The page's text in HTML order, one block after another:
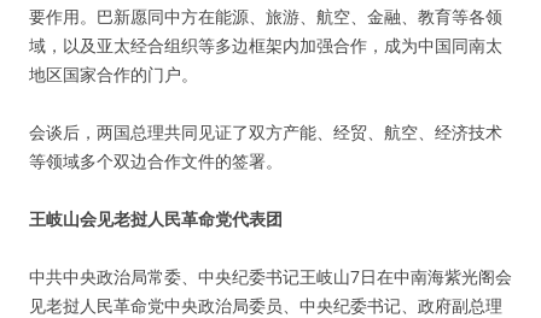
要作用。巴新愿同中方在能源、旅游、航空、金融、教育等各领
域，以及亚太经合组织等多边框架内加强合作，成为中国同南太
地区国家合作的门户。
会谈后，两国总理共同见证了双方产能、经贸、航空、经济技术
等领域多个双边合作文件的签署。
王岐山会见老挝人民革命党代表团
中共中央政治局常委、中央纪委书记王岐山7日在中南海紫光阁会
见老挝人民革命党中央政治局委员、中央纪委书记、政府副总理